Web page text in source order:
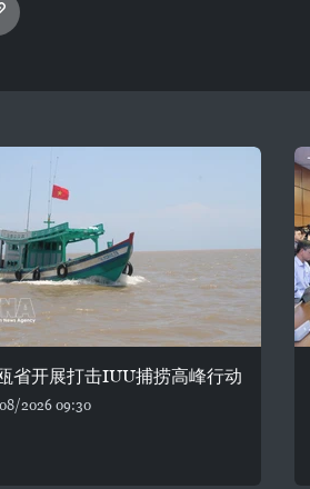
省开展打击IUU捕捞高峰行动
2026 09:30